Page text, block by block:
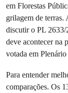
em Florestas
grilagem de terras.
discutir o PL 2633/
deve acontecer na
votada em
Para entender
comparações. Os